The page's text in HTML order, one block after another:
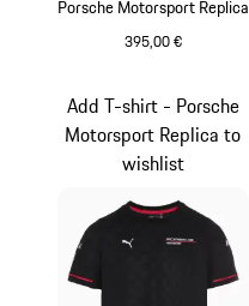
Porsche Motorsport Replica
395,00 €
Add T-shirt - Porsche
Motorsport Replica to
wishlist